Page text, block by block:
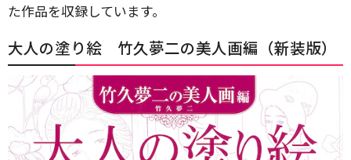
た作品を収録しています。
大人の塗り絵 竹久夢二の美人画編（新装版）